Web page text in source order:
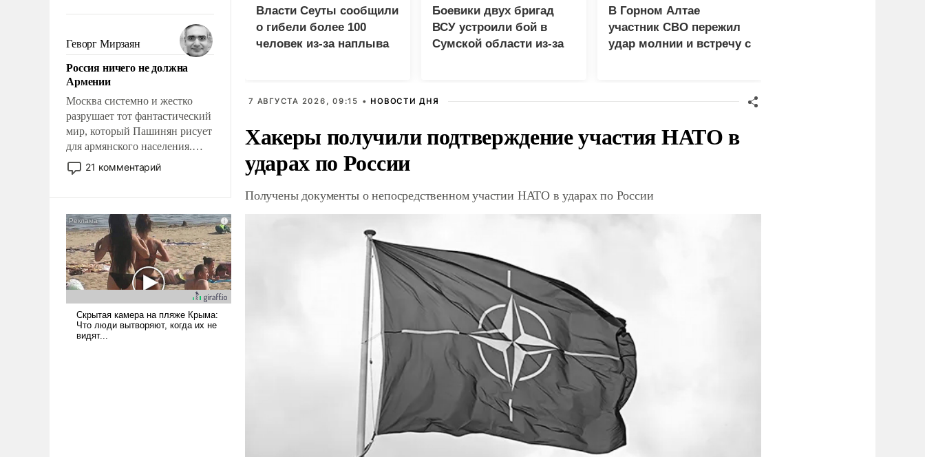
Сложившаяся ситуация
означает многолетний период
уязвимости США, например,
перед Китаем.
Геворг Мирзаян
Россия ничего не должна
Армении
Москва системно и жестко
разрушает тот фантастический
мир, который Пашинян рисует
для армянского населения.
Мир, где политические
прожекты будут безусловно
налогоплательщиков и где
Еревану за свои поступки не
нужно отвечать.
21 комментарий
Власти Сеуты сообщили
о гибели более 100
человек из-за наплыва
Боевики двух бригад
ВСУ устроили бой в
Сумской области из-за
В Горном Алтае
участник СВО пережил
удар молнии и встречу с
7 АВГУСТА 2026, 09:15 • НОВОСТИ ДНЯ
Хакеры получили подтверждение участия НАТО в
ударах по России
Получены документы о непосредственном участии НАТО в ударах по России